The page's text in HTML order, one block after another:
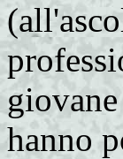
hanno